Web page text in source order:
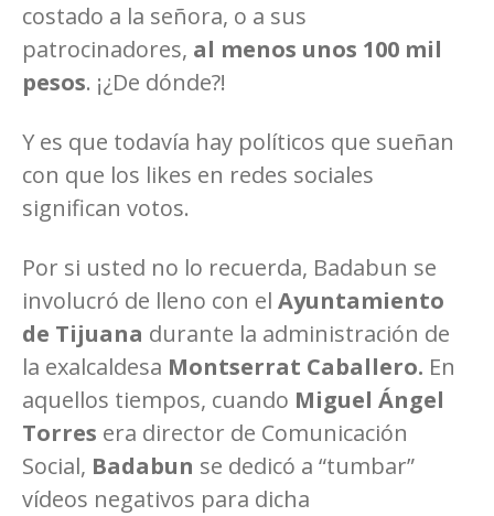
costado a la señora, o a sus
patrocinadores, al menos unos 100 mil
pesos. ¡¿De dónde?!
Y es que todavía hay políticos que sueñan
con que los likes en redes sociales
significan votos.
Por si usted no lo recuerda, Badabun se
involucró de lleno con el Ayuntamiento
de Tijuana durante la administración de
la exalcaldesa Montserrat Caballero. En
aquellos tiempos, cuando Miguel Ángel
Torres era director de Comunicación
Social, Badabun se dedicó a “tumbar”
vídeos negativos para dicha